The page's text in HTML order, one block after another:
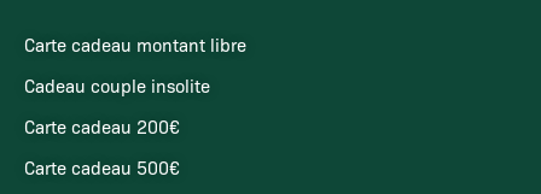
Carte cadeau montant libre
Cadeau couple insolite
Carte cadeau 200€
Carte cadeau 500€